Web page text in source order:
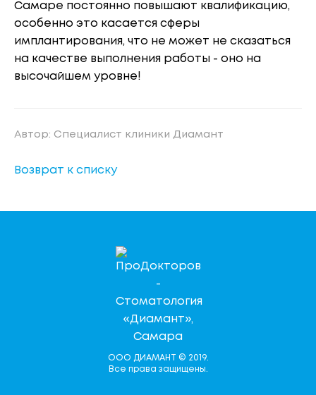
Самаре постоянно повышают квалификацию,
особенно это касается сферы
имплантирования, что не может не сказаться
на качестве выполнения работы - оно на
высочайшем уровне!
Автор: Специалист клиники Диамант
Возврат к списку
ООО ДИАМАНТ © 2019.
Все права защищены.